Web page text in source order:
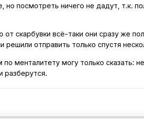
но посмотреть ничего не дадут, т.к.
скарбувки всё-таки они сразу же
решили отправить только спустя
менталитету могу только сказать:
разберутся.